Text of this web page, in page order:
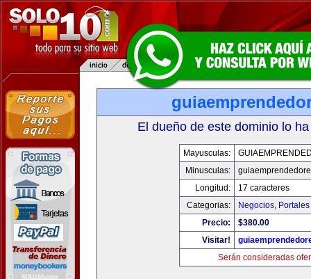
El dueño de este dominio lo
Mayusculas:
Minusculas:
Longitud:
17 caracteres
Categorias:
Negocios, Portales
Precio:
$380.00
Visitar!
Serán consideradas